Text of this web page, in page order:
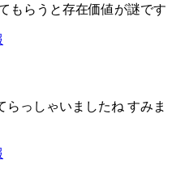
もらうと存在価値が謎です
らっしゃいましたね すみま